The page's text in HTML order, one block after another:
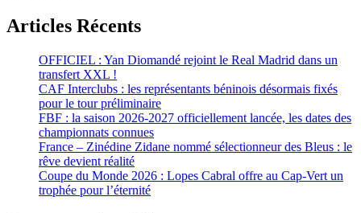
Articles Récents
OFFICIEL : Yan Diomandé rejoint le Real Madrid dans un
transfert XXL !
CAF Interclubs : les représentants béninois désormais fixés
pour le tour préliminaire
FBF : la saison 2026-2027 officiellement lancée, les dates des
championnats connues
France – Zinédine Zidane nommé sélectionneur des Bleus : le
rêve devient réalité
Coupe du Monde 2026 : Lopes Cabral offre au Cap-Vert un
trophée pour l’éternité